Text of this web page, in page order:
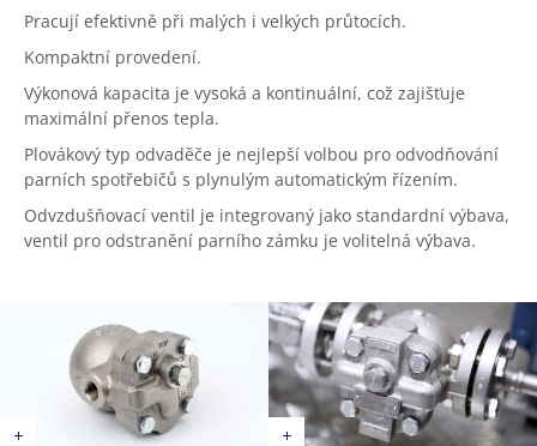
Pracují efektivně při malých i velkých průtocích.
Kompaktní provedení.
Výkonová kapacita je vysoká a kontinuální, což zajišťuje
maximální přenos tepla.
Plovákový typ odvaděče je nejlepší volbou pro odvodňování
parních spotřebičů s plynulým automatickým řízením.
Odvzdušňovací ventil je integrovaný jako standardní výbava,
ventil pro odstranění parního zámku je volitelná výbava.